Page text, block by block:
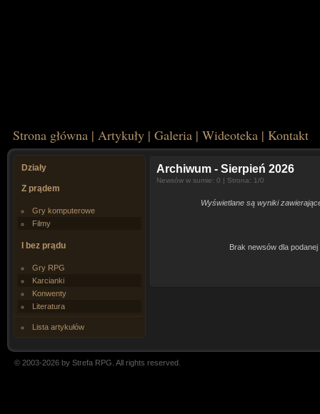
Strona główna | Artykuły | Galeria | Wideoteka | Kontakt
Działy
Z prądem
Gry komputerowe
Filmy
I bez prądu
Gry RPG
Karcianki
Konwenty
Literatura
Lista artykułów
Archiwum - Sierpień 2026
Newsów w sumie: 0 | Strona: 1/0
Wyświetlane są wyniki
Brak newsów dla podanej
© 2003-2026 by Strefa RPG. All rights reserved.